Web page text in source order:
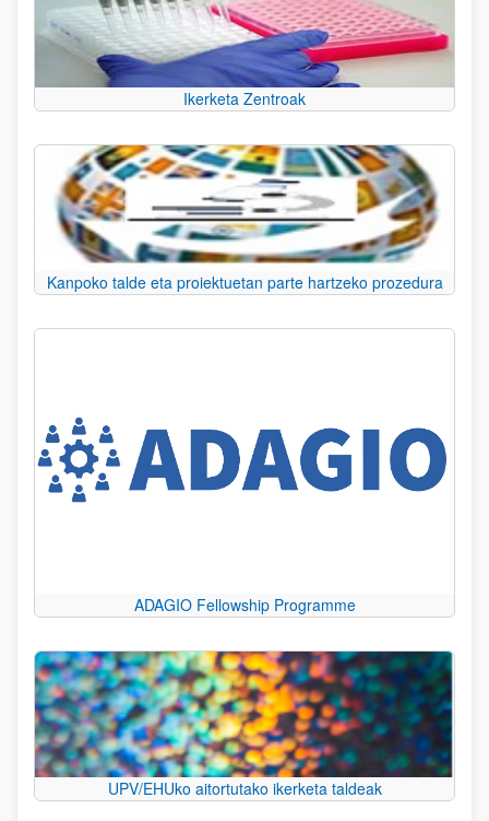
Ikerketa Zentroak
Kanpoko talde eta proiektuetan parte hartzeko prozedura
ADAGIO Fellowship Programme
UPV/EHUko aitortutako ikerketa taldeak